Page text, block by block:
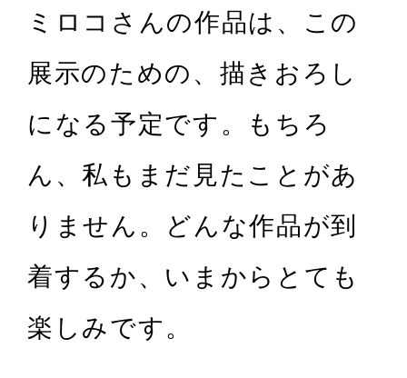
ミロコさんの作品は、この
展示のための、描きおろし
になる予定です。もちろ
ん、私もまだ見たことがあ
りません。どんな作品が到
着するか、いまからとても
楽しみです。